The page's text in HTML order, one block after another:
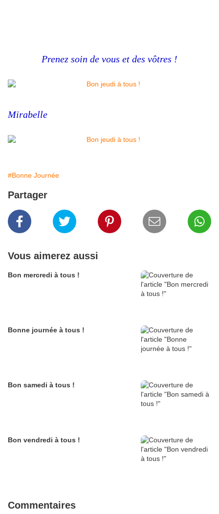
​​​​​​​Prenez soin de vous et des vôtres !
Mirabelle
#Bonne Journée
Partager
Vous aimerez aussi
Bon mercredi à tous !
Bonne journée à tous !
Bon samedi à tous !
Bon vendredi à tous !
Commentaires